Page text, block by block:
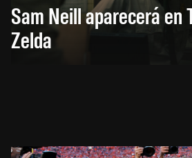
Sam Neill aparecerá en
Zelda